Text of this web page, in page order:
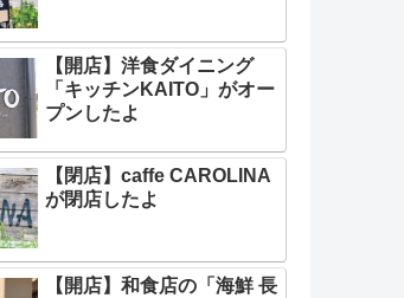
【開店】洋食ダイニング
「キッチンKAITO」がオー
プンしたよ
【閉店】caffe CAROLINA
が閉店したよ
【開店】和食店の「海鮮 長